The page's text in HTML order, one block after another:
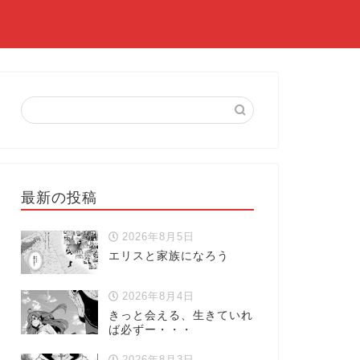
最新の投稿
2026年8月5日
エリスと家族になろう
2026年8月4日
きっと会える、生きていれ
ば必ずー・・・